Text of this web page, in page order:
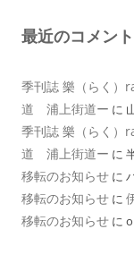
最近のコメント
季刊誌 樂（らく
道 浦上街道ー に
季刊誌 樂（らく
道 浦上街道ー に
移転のお知らせ に
移転のお知らせ に
移転のお知らせ に